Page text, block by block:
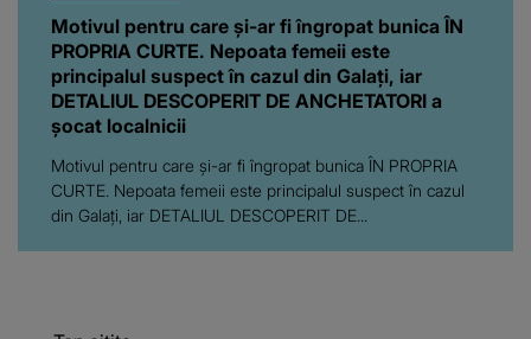
Motivul pentru care și-ar fi îngropat bunica ÎN
PROPRIA CURTE. Nepoata femeii este
principalul suspect în cazul din Galați, iar
DETALIUL DESCOPERIT DE ANCHETATORI a
șocat localnicii
Motivul pentru care și-ar fi îngropat bunica ÎN PROPRIA
CURTE. Nepoata femeii este principalul suspect în cazul
din Galați, iar DETALIUL DESCOPERIT DE...